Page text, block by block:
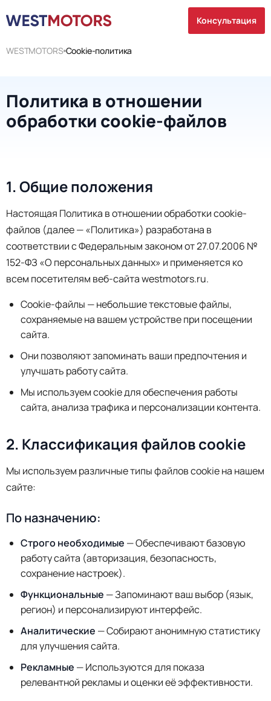
Консультация
WESTMOTORS Cookie-политика
Политика в отношении
обработки cookie-файлов
1. Общие положения
Настоящая Политика в отношении обработки cookie-
файлов (далее — «Политика») разработана в
соответствии с Федеральным законом от 27.07.2006 №
152-ФЗ «О персональных данных» и применяется ко
всем посетителям веб-сайта westmotors.ru.
Cookie-файлы — небольшие текстовые файлы,
сохраняемые на вашем устройстве при посещении
сайта.
Они позволяют запоминать ваши предпочтения и
улучшать работу сайта.
Мы используем cookie для обеспечения работы
сайта, анализа трафика и персонализации контента.
2. Классификация файлов cookie
Мы используем различные типы файлов cookie на нашем
сайте:
По назначению:
Строго необходимые — Обеспечивают базовую
работу сайта (авторизация, безопасность,
сохранение настроек).
Функциональные — Запоминают ваш выбор (язык,
регион) и персонализируют интерфейс.
Аналитические — Собирают анонимную статистику
для улучшения сайта.
Рекламные — Используются для показа
релевантной рекламы и оценки её эффективности.